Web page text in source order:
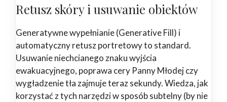
Retusz skóry i usuwanie obiektów
Generatywne wypełnianie (Generative Fill) i
automatyczny retusz portretowy to standard.
Usuwanie niechcianego znaku wyjścia
ewakuacyjnego, poprawa cery Panny Młodej czy
wygładzenie tła zajmuje teraz sekundy. Wiedza, jak
korzystać z tych narzędzi w sposób subtelny (by nie